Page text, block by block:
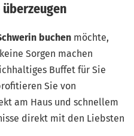
buchen möchte,
Sorgen machen
Buffet für Sie
Sie von
am Haus und schnellem
direkt mit den Liebsten